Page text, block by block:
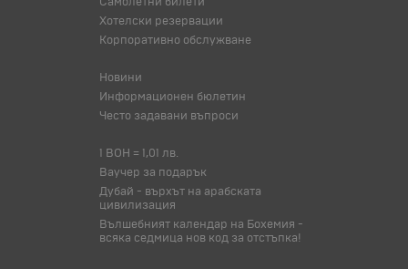
Хотелски резервации
Корпоративно обслужване
Новини
Информационен бюлетин
Често задавани въпроси
1 BOH = 1,01 лв.
Ваучер за подарък
Дубай - върхът на арабската
цивилизация
Вълшебният календар на Бохемия -
всяка седмица нов код за отстъпка!